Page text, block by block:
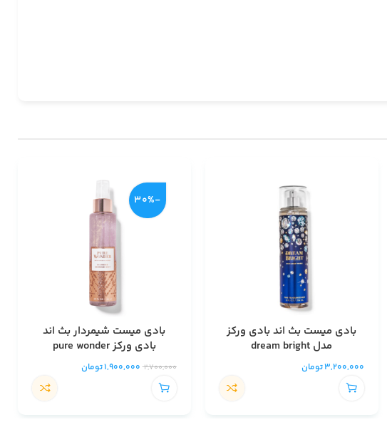
بادی میست بث اند بادی ورکز
مدل dream bright
3,200,000تومان
-30%
بادی میست شیمردار بث اند
بادی ورکز pure wonder
2,700,000
1,900,000تومان